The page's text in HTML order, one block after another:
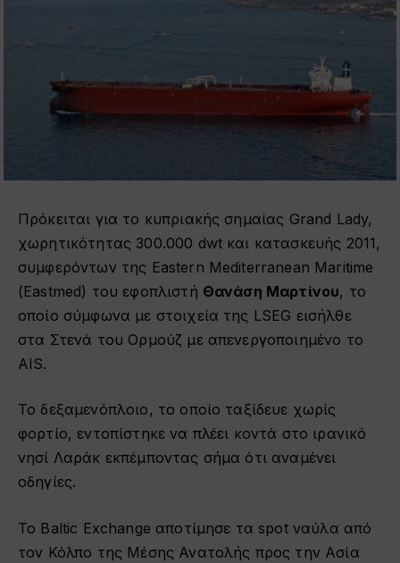
Πρόκειται για το κυπριακής σημαίας Grand Lady,
χωρητικότητας 300.000 dwt και κατασκευής 2011,
συμφερόντων της Eastern Mediterranean Maritime
(Eastmed) του εφοπλιστή Θανάση Μαρτίνου, το
οποίο σύμφωνα με στοιχεία της LSEG εισήλθε
στα Στενά του Ορμούζ με απενεργοποιημένο το
AIS.
Το δεξαμενόπλοιο, το οποίο ταξίδευε χωρίς
φορτίο, εντοπίστηκε να πλέει κοντά στο ιρανικό
νησί Λαράκ εκπέμποντας σήμα ότι αναμένει
οδηγίες.
Το Baltic Exchange αποτίμησε τα spot ναύλα από
τον Κόλπο της Μέσης Ανατολής προς την Ασία